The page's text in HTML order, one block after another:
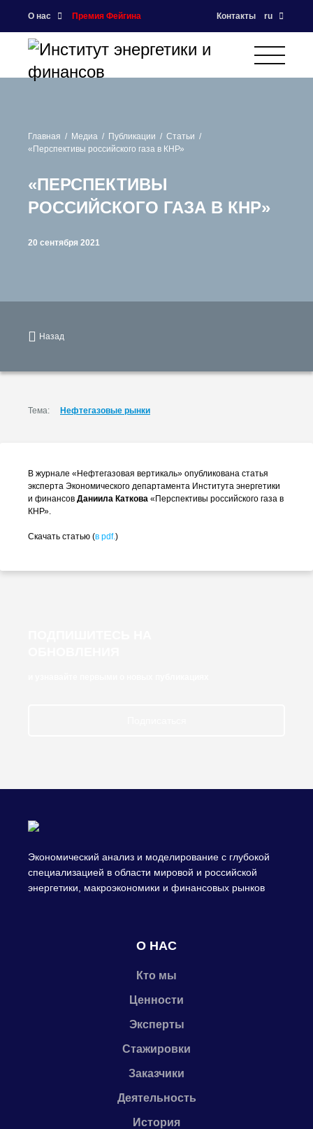
О нас Премия Фейгина Контакты ru
Главная Медиа Публикации
Статьи
«Перспективы российского газа в КНР»
«ПЕРСПЕКТИВЫ
РОССИЙСКОГО ГАЗА В КНР»
20 сентября 2021
Назад
Тема: Нефтегазовые рынки
В журнале «Нефтегазовая вертикаль» опубликована статья
эксперта Экономического департамента Института энергетики
и финансов Даниила Каткова «Перспективы российского газа в
КНР».
Скачать статью (в pdf.)
Экономический анализ и моделирование с глубокой
специализацией в области мировой и российской
энергетики, макроэкономики и финансовых рынков
О НАС
Кто мы
Ценности
Эксперты
Стажировки
Заказчики
Деятельность
История